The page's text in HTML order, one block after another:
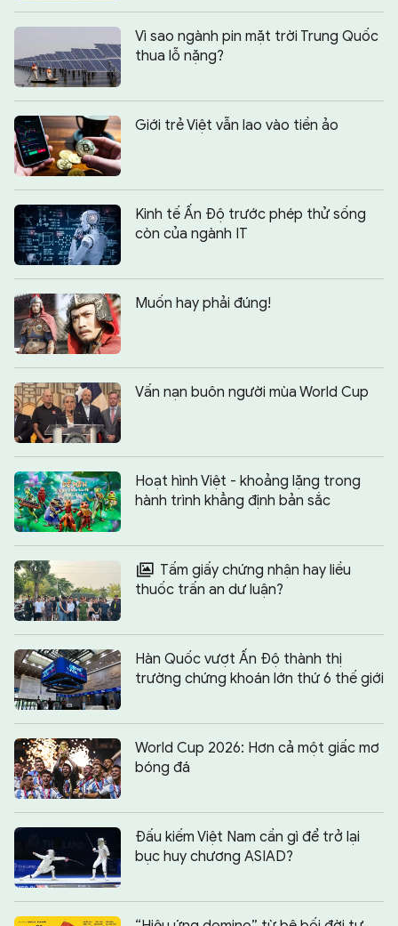
Vì sao ngành pin mặt trời Trung Quốc
thua lỗ nặng?
Giới trẻ Việt vẫn lao vào tiền ảo
Kinh tế Ấn Độ trước phép thử sống
còn của ngành IT
Muốn hay phải đúng!
Vấn nạn buôn người mùa World Cup
Hoạt hình Việt - khoảng lặng trong
hành trình khẳng định bản sắc
Tấm giấy chứng nhận hay liều
thuốc trấn an dư luận?
Hàn Quốc vượt Ấn Độ thành thị
trường chứng khoán lớn thứ 6 thế giới
World Cup 2026: Hơn cả một giấc mơ
bóng đá
Đấu kiếm Việt Nam cần gì để trở lại
bục huy chương ASIAD?